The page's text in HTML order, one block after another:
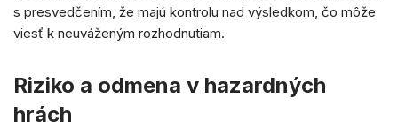
s presvedčením, že majú kontrolu nad výsledkom, čo môže
viesť k neuváženým rozhodnutiam.
Riziko a odmena v hazardných
hrách